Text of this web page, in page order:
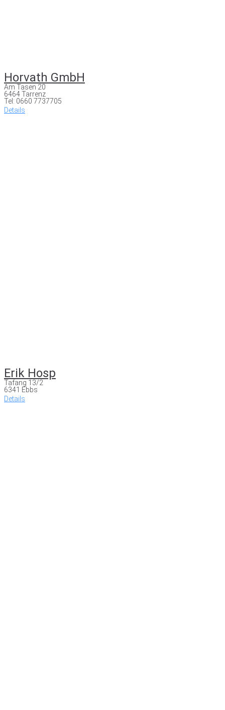
Horvath GmbH
Am Tasen 20
6464 Tarrenz
Tel: 0660 7737705
Details
Erik Hosp
Tafang 13/2
6341 Ebbs
Details